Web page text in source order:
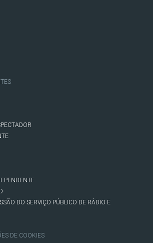
DO SERVIÇO PÚBLICO DE RÁDIO E
DE COOKIES